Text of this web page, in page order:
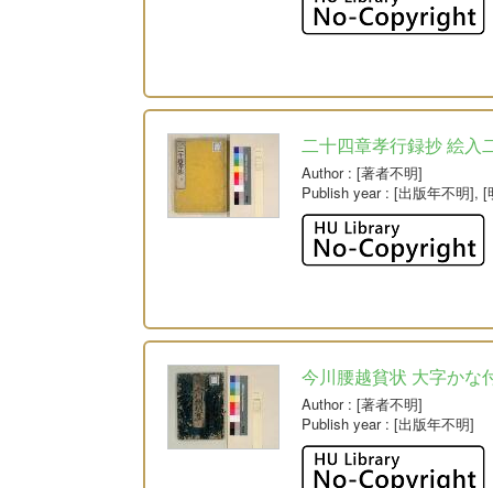
二十四章孝行録抄 絵入
Author: [著者不明]
Publish year: [出版年不明], [
今川腰越貧状 大字かな
Author: [著者不明]
Publish year: [出版年不明]